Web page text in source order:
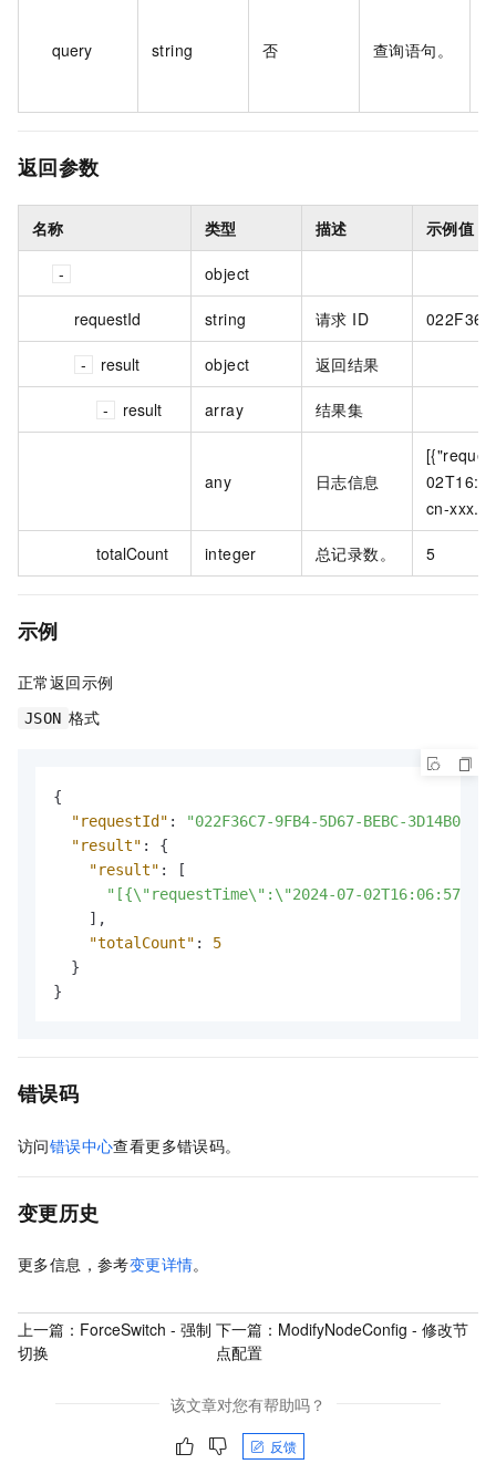
query string 否 查询语句。
返回参数
名称 类型 描述 示例值
object
requestId string 请求 ID
result object 返回结果
result array 结果集
any 日志信息
cn-
totalCount integer 总记录数。 5
示例
正常返回示例
JSON 格式
{
"requestId" :
"022F36C7-9FB4-5D67-BEBC-
"result" :
{
"result" :
[
"[{\"requestTime\":\"2024-07-
] ,
"totalCount" :
5
}
}
错误码
访问错误中心查看更多错误码。
变更历史
更多信息，参考变更详情。
上一篇： ForceSwitch - 强制
切换
下一篇： ModifyNodeConfig - 修改节
点配置
该文章对您有帮助吗？
反馈